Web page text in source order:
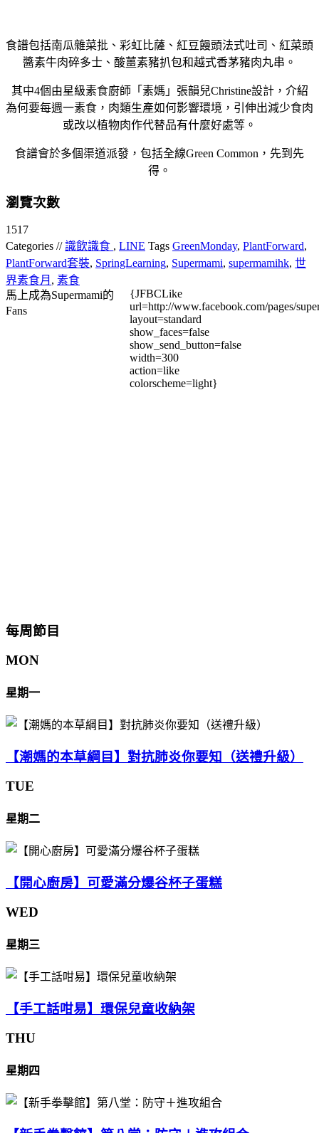
食譜包括南瓜雜菜批、彩虹比薩、紅豆饅頭法式吐司、紅菜頭
醬素牛肉碎多士、酸薑素豬扒包和越式香茅豬肉丸串。
其中4個由星級素食廚師「素媽」張韻兒Christine設計，介紹
為何要每週一素食，肉類生產如何影響環境，引伸出減少食肉
或改以植物肉作代替品有什麼好處等。
食譜會於多個渠道派發，包括全線Green Common，先到先
得。
瀏覽次數
1517
Categories //識飲識食 , LINE Tags GreenMonday, PlantForward,
PlantForward套裝, SpringLearning, Supermami, supermamihk, 世
界素食月 , 素食
馬上成為Supermami的
Fans
{JFBCLike
url=http://www.facebook.com/pages/
layout=standard
show_faces=false
show_send_button=false
width=300
action=like
colorscheme=light}
每周節目
MON
星期一
【潮媽的本草綱目】對抗肺炎你要知（送禮升級）
TUE
星期二
【開心廚房】可愛滿分爆谷杯子蛋糕
WED
星期三
【手工話咁易】環保兒童收納架
THU
星期四